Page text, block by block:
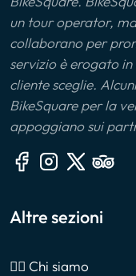
un tour operator,
collaborano per
servizio è erogato
cliente sceglie.
BikeSquare per la
appoggiano sui
Altre sezioni
🙎‍♂️ Chi siamo